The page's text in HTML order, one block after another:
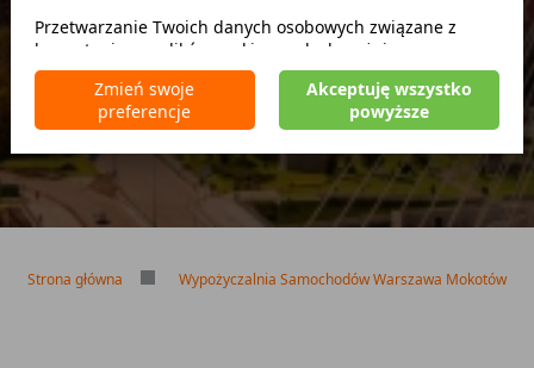
Brak limitu kilometrów
Bezpłatne odwołanie rezerwacji
Strona główna Wypożyczalnia Samochodów Warszawa Mokotów
Przetwarzanie Twoich danych osobowych związane z
korzystaniem z plików cookie w celach wyżej
wymienionych jest prowadzone przez CarFree sp. z o.o. z
siedzibą w Warszawie (02-677), ul. Cybernetyki 5,
będącego administratorem danych. W niektórych
nasi partnerzy. Szczegółowe informacje na temat
korzystania przez nas i naszych partnerów z plików cookie
oraz przetwarzania Twoich danych osobowych, w tym
dotyczące Twoich uprawnień, zawarte są w naszej
Zmień swoje
preferencje
Akceptuję wszystko
powyższe